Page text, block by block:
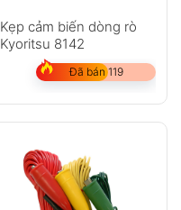
Kẹp cảm biến dòng rò
Kyoritsu 8142
Đã bán 119